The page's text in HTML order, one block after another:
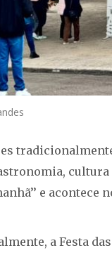
cultura
e acontece
a Festa